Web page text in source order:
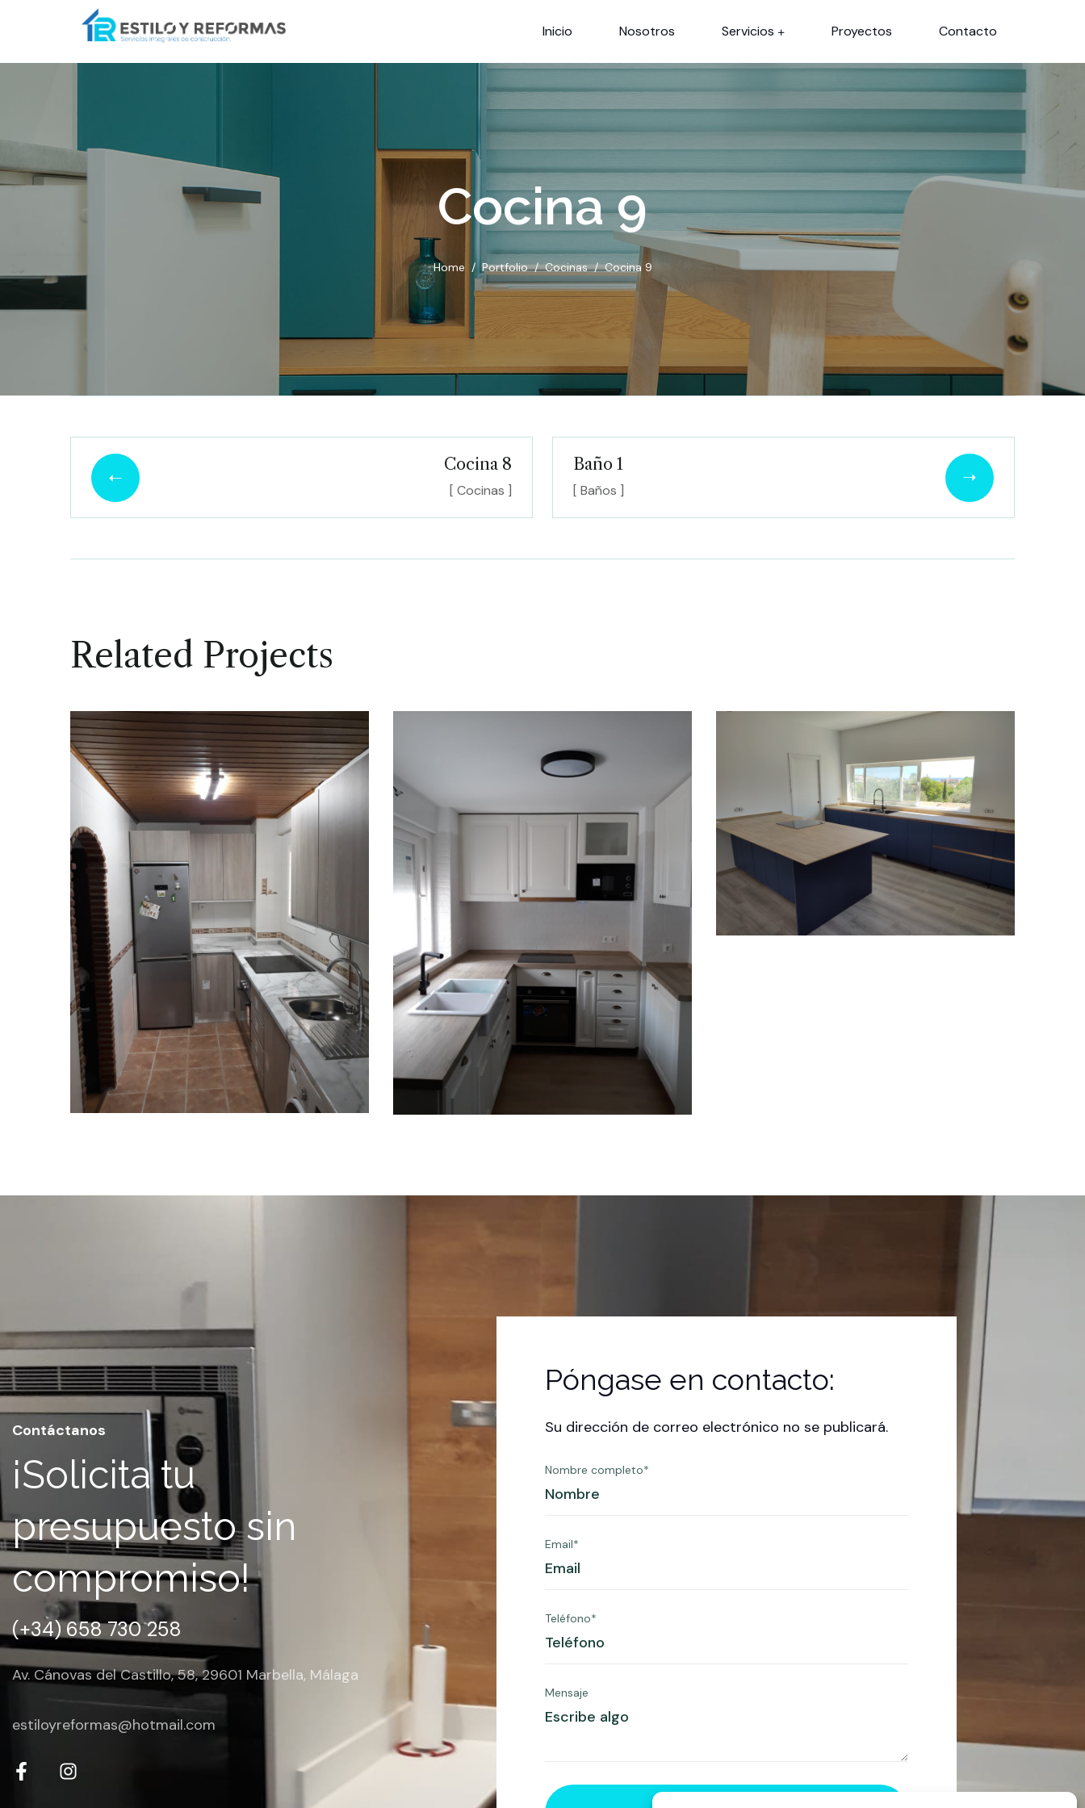
Inicio Nosotros Servicios Proyectos Contacto
Cocina 9
Home Portfolio Cocinas Cocina 9
Cocina 8
[ Cocinas ]
Baño 1
[ Baños ]
Related Projects
COCINAS
Cocina 1
COCINAS
COCINAS
Contáctanos
¡Solicita tu
presupuesto sin
compromiso!
(+34) 658 730 258
Av. Cánovas del Castillo, 58, 29601 Marbella, Málaga
estiloyreformas@hotmail.com
Póngase en contacto:
Su dirección de correo electrónico no se publicará.
Nombre completo*
Email*
Teléfono*
Mensaje